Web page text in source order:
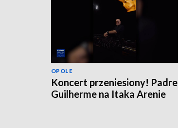
OPOLE
Koncert przeniesiony! Padre
Guilherme na Itaka Arenie